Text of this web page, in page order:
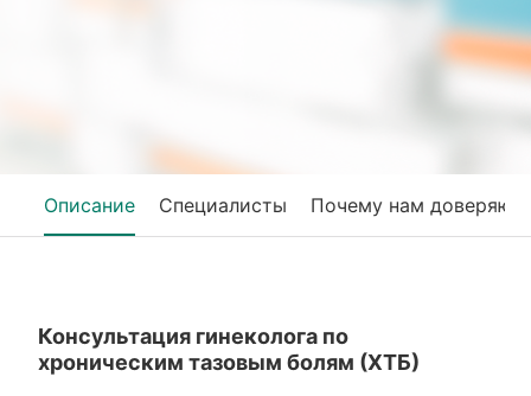
Описание Специалисты Почему нам доверяют
Консультация гинеколога по
хроническим тазовым болям (ХТБ)